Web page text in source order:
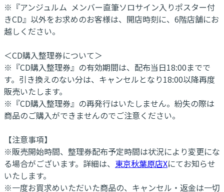
※『アンジュルム メンバー直筆ソロサイン入りポスター付
きCD』以外をお求めのお客様は、開店時刻に、6階店舗にお
越しください。
＜CD購入整理券について＞
※『CD購入整理券』の有効期間は、配布当日18:00までで
す。引き換えのない分は、キャンセルとなり18:00以降再度
販売いたします。
※『CD購入整理券』の再発行はいたしません。紛失の際は
商品のご購入ができませんのでご注意ください。
【注意事項】
※販売開始時間、整理券配布予定時間は状況により変更にな
る場合がございます。詳細は、 東京秋葉原店Xにてお知らせ
いたします。
※一度お買求めいただいた商品の、キャンセル・返金は一切